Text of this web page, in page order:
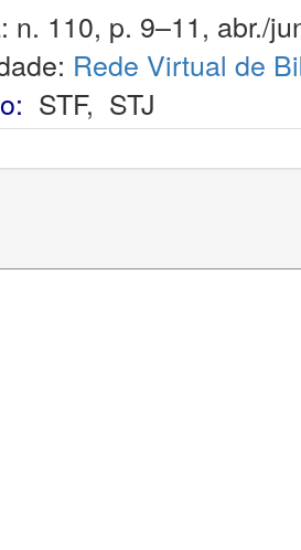
n. 110, p. 9–11, abr./
Rede Virtual de
STF, STJ